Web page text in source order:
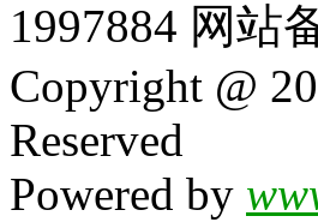
1997884 网站
Copyright @
Reserved
Powered by